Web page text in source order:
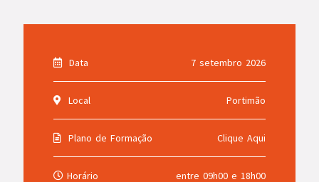
Data 7 setembro 2026
Local Portimão
Plano de Formação Clique Aqui
Horário entre 09h00 e 18h00